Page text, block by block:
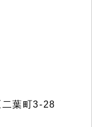
二葉町3-28